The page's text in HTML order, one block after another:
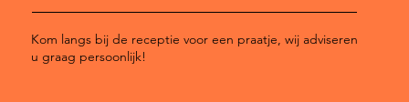
Kom langs bij de receptie voor een praatje, wij adviseren
u graag persoonlijk!